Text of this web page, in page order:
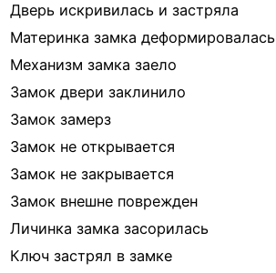
Дверь искривилась и застряла
Материнка замка деформировалась
Механизм замка заело
Замок двери заклинило
Замок замерз
Замок не открывается
Замок не закрывается
Замок внешне поврежден
Личинка замка засорилась
Ключ застрял в замке